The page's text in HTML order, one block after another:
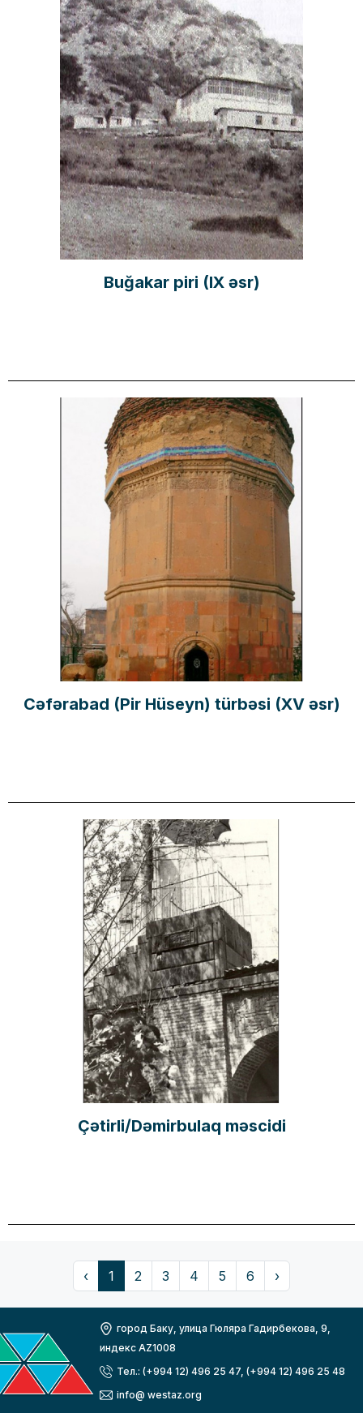
Buğakar piri (IX əsr)
Cəfərabad (Pir Hüseyn) türbəsi (XV əsr)
Çətirli/Dəmirbulaq məscidi
‹ 1 2 3 4 5 6 ›
город Баку, улица Гюляра Гадирбекова, 9,
индекс AZ1008
Тел.: (+994 12) 496 25 47, (+994 12) 496 25 48
info@ westaz.org